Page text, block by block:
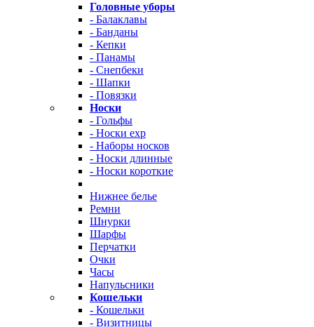
Головные уборы
- Балаклавы
- Банданы
- Кепки
- Панамы
- Снепбеки
- Шапки
- Повязки
Носки
- Гольфы
- Носки exp
- Наборы носков
- Носки длинные
- Носки короткие
Нижнее белье
Ремни
Шнурки
Шарфы
Перчатки
Очки
Часы
Напульсники
Кошельки
- Кошельки
- Визитницы